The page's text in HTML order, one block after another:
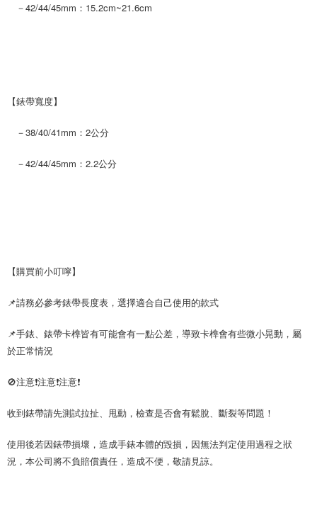
－42/44/45mm：15.2cm~21.6cm
【錶帶寬度】
－38/40/41mm：2公分
－42/44/45mm：2.2公分
【購買前小叮嚀】
📌請務必參考錶帶長度表，選擇適合自己使用的款式
📌手錶、錶帶卡榫皆有可能會有一點公差，導致卡榫會有些微小晃動，屬
於正常情況
🚫注意❗注意❗注意❗
收到錶帶請先測試拉扯、甩動，檢查是否會有鬆脫、斷裂等問題！
使用後若因錶帶損壞，造成手錶本體的毀損，因無法判定使用過程之狀
況，本公司將不負賠償責任，造成不便，敬請見諒。